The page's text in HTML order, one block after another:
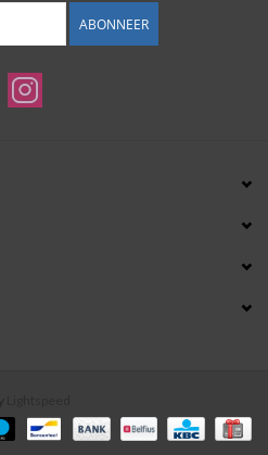
ABONNEER